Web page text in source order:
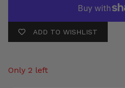
ADD TO WISHLIST
Only 2 left